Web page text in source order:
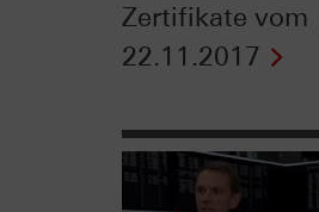
Zertifikate vom
22.11.2017